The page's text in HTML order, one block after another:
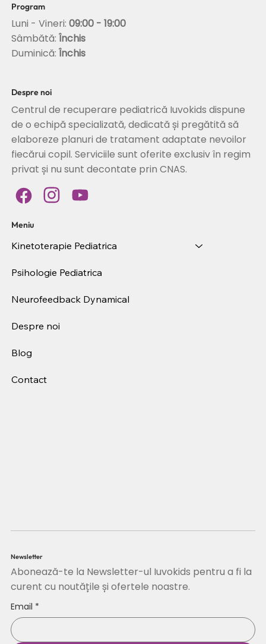
Newsletter
Abonează-te la Newsletter-ul Iuvokids pentru a fi la
curent cu noutățile și ofertele noastre.
Email *
Meniu
Kinetoterapie Pediatrica
Psihologie Pediatrica
Neurofeedback Dynamical
Despre noi
Blog
Contact
Despre noi
Centrul de recuperare pediatrică Iuvokids dispune
de o echipă specializată, dedicată și pregătită să
elaboreze planuri de tratament adaptate nevoilor
fiecărui copil. Serviciile sunt oferite exclusiv în regim
privat și nu sunt decontate prin CNAS.
Program
Luni - Vineri:09:00 - 19:00
Sâmbătă:Închis
Duminică: Închis